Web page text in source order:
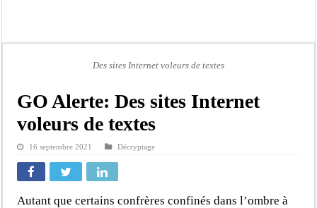
Assemblée nationale : une session extraordinaire convoquée sur les
Don de sang : Pastef lance un appel à ses militants, sympathisants et à
Chavirement d’une pirogue à Djibonker: une fillette décède, des rescapés dans
Kamb, l’Inspecteur de la jeunesse et des sports Guéladio Ba en tournée, un
Des sites Internet voleurs de textes
GO Alerte: Des sites Internet
voleurs de textes
16 septembre 2021 Décryptage
Autant que certains confrères confinés dans l’ombre à